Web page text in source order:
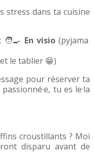
stress dans ta cuisine
: 🧑‍🍳 En visio (pyjama
le tablier 😁)
pour réserver ta
tu es le·la
croustillants ? Moi
disparu avant de